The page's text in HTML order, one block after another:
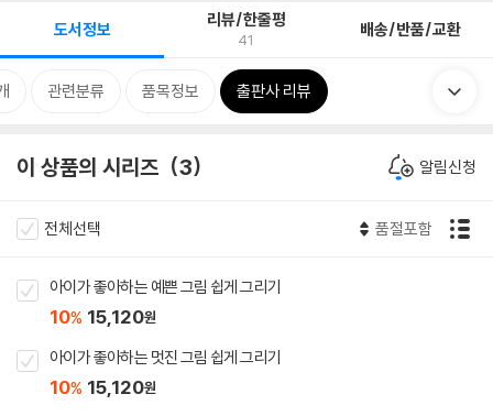
도서정보 리뷰/한줄평
41 배송/반품/교환
관련분류 품목정보 출판사 리뷰
이 상품의 시리즈 3 알림신청
전체선택 품절포함
아이가 좋아하는 예쁜 그림 쉽게 그리기
10% 15,120원
아이가 좋아하는 멋진 그림 쉽게 그리기
10% 15,120원